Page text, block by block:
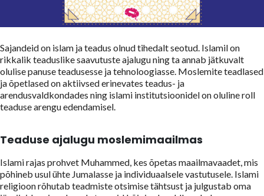
Sajandeid on islam ja teadus olnud tihedalt seotud. Islamil on
rikkalik teaduslike saavutuste ajalugu ning ta annab jätkuvalt
olulise panuse teadusesse ja tehnoloogiasse. Moslemite teadlased
ja õpetlased on aktiivsed erinevates teadus- ja
arendusvaldkondades ning islami institutsioonidel on oluline roll
teaduse arengu edendamisel.
Teaduse ajalugu moslemimaailmas
Islami rajas prohvet Muhammed, kes õpetas maailmavaadet, mis
põhineb usul ühte Jumalasse ja individuaalsele vastutusele. Islami
religioon rõhutab teadmiste otsimise tähtsust ja julgustab oma